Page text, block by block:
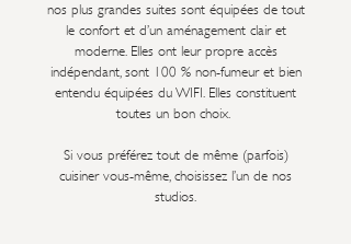
nos plus grandes suites sont équipées de tout
le confort et d’un aménagement clair et
moderne. Elles ont leur propre accès
indépendant, sont 100 % non-fumeur et bien
entendu équipées du WIFI. Elles constituent
toutes un bon choix.
Si vous préférez tout de même (parfois)
cuisiner vous-même, choisissez l’un de nos
studios.